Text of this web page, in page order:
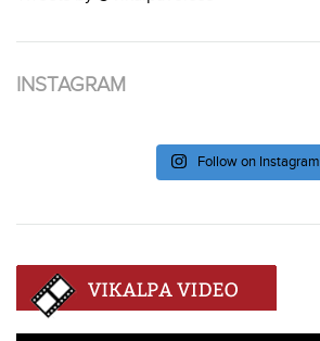
INSTAGRAM
Follow on Instagram